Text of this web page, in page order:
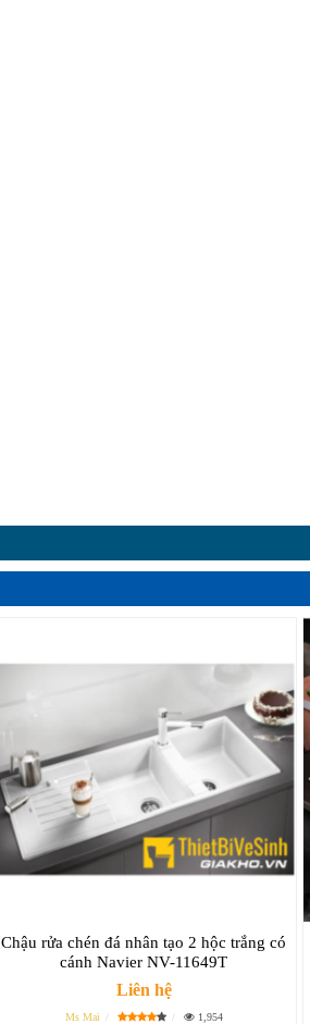
Chậu rửa chén đá nhân tạo 2 hộc trắng có
cánh Navier NV-11649T
Liên hệ
Ms Mai 1,954